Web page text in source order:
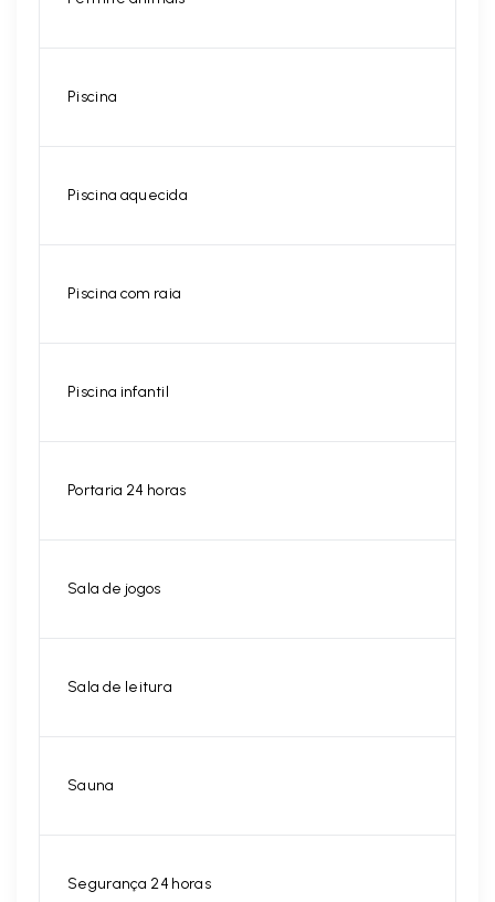
Piscina
Piscina aquecida
Piscina com raia
Piscina infantil
Portaria 24 horas
Sala de jogos
Sala de leitura
Sauna
Segurança 24 horas